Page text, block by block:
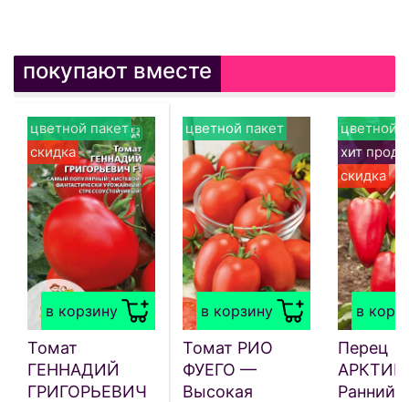
покупают вместе
в корзину
цветной пакет
скидка
Томат
ГЕННАДИЙ
ГРИГОРЬЕВИЧ
в корзину
цветной пакет
Томат РИО
ФУЕГО —
Высокая
в
цветной
хит
скидка
Перец
Ранний